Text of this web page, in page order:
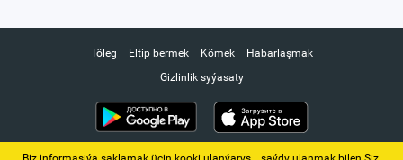
Töleg Eltip bermek Kömek
Habarlaşmak
Gizlinlik syýasaty